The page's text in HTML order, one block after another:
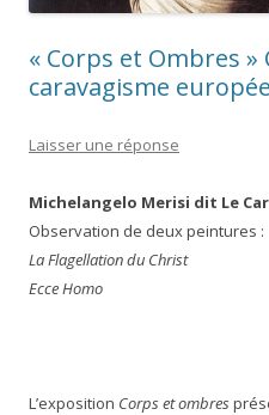
« Corps et Ombres »
caravagisme
Laisser une réponse
Michelangelo Merisi dit Le
Observation de deux peintures :
La Flagellation du Christ
Ecce Homo
L’exposition Corps et ombres